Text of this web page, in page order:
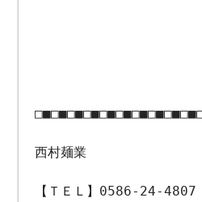
西村麺業
【ＴＥＬ】0586-24-